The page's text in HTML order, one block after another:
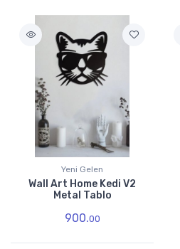
Yeni Gelen
Wall Art Home Kedi V2
Metal Tablo
900.00